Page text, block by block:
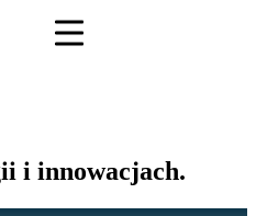
i innowacjach.